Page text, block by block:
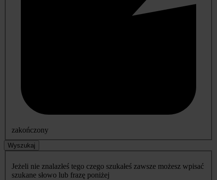
zakończony
Wyszukaj
Jeżeli nie znalazłeś tego czego szukałeś zawsze możesz wpisać
szukane słowo lub frazę poniżej